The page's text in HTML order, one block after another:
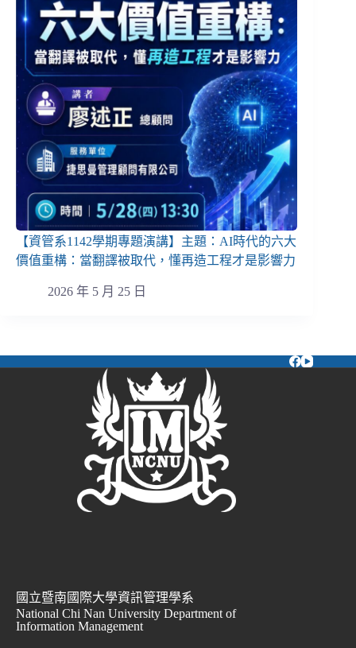
【資管系1142學期專題演講】主題：AI時代的六大
價值重構：當翻譯被取代，懂再造工程才是影響力
2026 年 5 月 25 日
國立暨南國際大學資訊管理學系
National Chi Nan University Department of
Information Management